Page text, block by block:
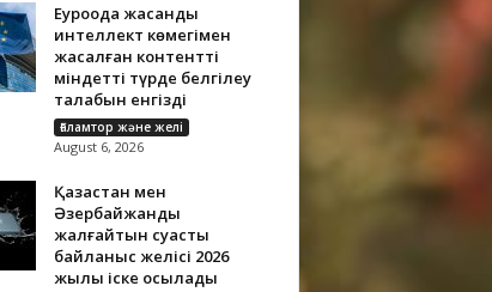
Еуроодақ жасанды
интеллект көмегімен
жасалған контентті
міндетті түрде белгілеу
талабын енгізді
Ғаламтор және желі
August 6, 2026
Қазақстан мен
Әзербайжанды
жалғайтын суасты
байланыс желісі 2026
жылы іске қосылады